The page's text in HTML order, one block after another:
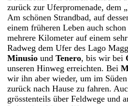
zurück zur Uferpromenade, dem
Am schönen Strandbad, auf
einem früheren Leben auch
mehrere Kilometer auf einem
Radweg dem Ufer des Lago
Minusio undTenero, bis wir bei
unseren Hinweg erreichten. Bei
wir ihn aber wieder, um im
zurück nach Hause zu fahren.
grösstenteils über Feldwege und